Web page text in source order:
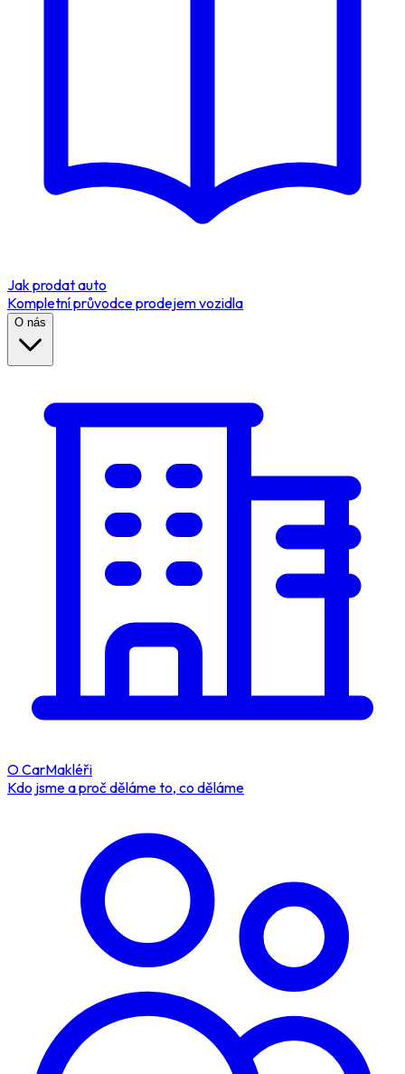
Jak prodat auto
Kompletní průvodce prodejem vozidla
O nás
O CarMakléři
Kdo jsme a proč děláme to, co děláme